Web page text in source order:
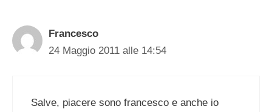
Francesco
24 Maggio 2011 alle 14:54
Salve, piacere sono francesco e anche io